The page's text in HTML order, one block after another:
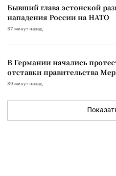
Бывший глава эстонской
нападения России на НАТО
37 минут назад
В Германии начались
отставки правительства
39 минут назад